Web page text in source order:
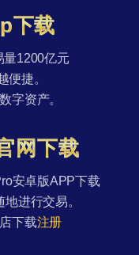
下载
量1200亿元
便捷。
字资产。
网下载
安卓版APP下载
进行交易。
下载注册